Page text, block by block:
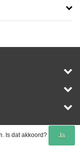
InStijl Media
Is dat akkoord? Ja